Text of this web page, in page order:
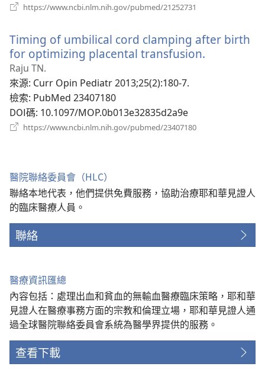
https://www.ncbi.nlm.nih.gov/pubmed/21252731
視
窗）
Timing of umbilical cord clamping after birth
for optimizing placental transfusion.
Raju TN.
來源‎: Curr Opin Pediatr 2013;25(2):180-7.
檢索‎: PubMed 23407180
DOI碼‎: 10.1097/MOP.0b013e32835d2a9e
https://www.ncbi.nlm.nih.gov/pubmed/23407180
醫院聯絡委員會（HLC）
聯絡本地代表，他們提供免費服務，協助治療耶和華見證人
的臨床醫療人員。
聯絡
醫療資訊匯總
內容包括：處理出血和貧血的無輸血醫療臨床策略，耶和華
見證人在醫療事務方面的宗教和倫理立場，耶和華見證人通
過全球醫院聯絡委員會系統為醫學界提供的服務。
查看下載